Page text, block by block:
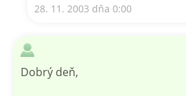
28. 11. 2003 dňa 0:00
Dobrý deň,